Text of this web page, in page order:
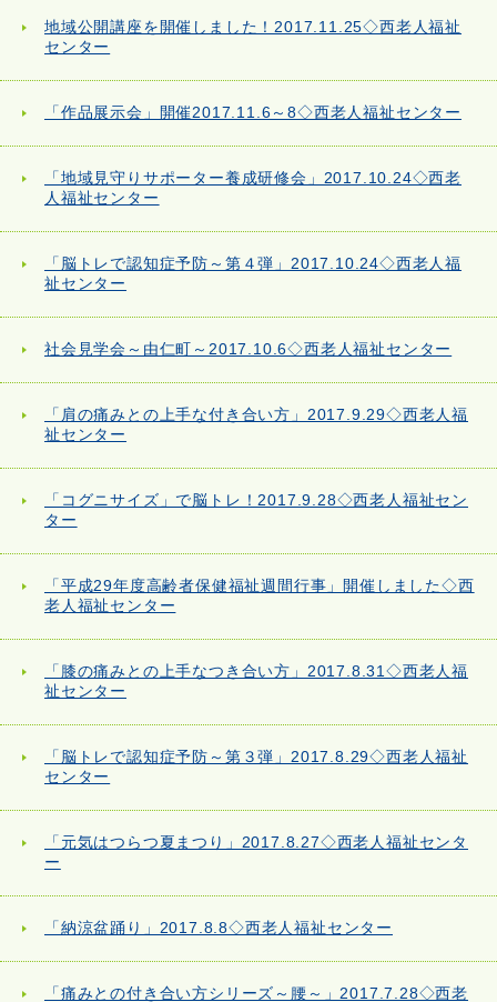
地域公開講座を開催しました！2017.11.25◇西老人福祉
センター
「作品展示会」開催2017.11.6～8◇西老人福祉センター
「地域見守りサポーター養成研修会」2017.10.24◇西老
人福祉センター
「脳トレで認知症予防～第４弾」2017.10.24◇西老人福
祉センター
社会見学会～由仁町～2017.10.6◇西老人福祉センター
「肩の痛みとの上手な付き合い方」2017.9.29◇西老人福
祉センター
「コグニサイズ」で脳トレ！2017.9.28◇西老人福祉セン
ター
「平成29年度高齢者保健福祉週間行事」開催しました◇西
老人福祉センター
「膝の痛みとの上手なつき合い方」2017.8.31◇西老人福
祉センター
「脳トレで認知症予防～第３弾」2017.8.29◇西老人福祉
センター
「元気はつらつ夏まつり」2017.8.27◇西老人福祉センタ
ー
「納涼盆踊り」2017.8.8◇西老人福祉センター
「痛みとの付き合い方シリーズ～腰～」2017.7.28◇西老